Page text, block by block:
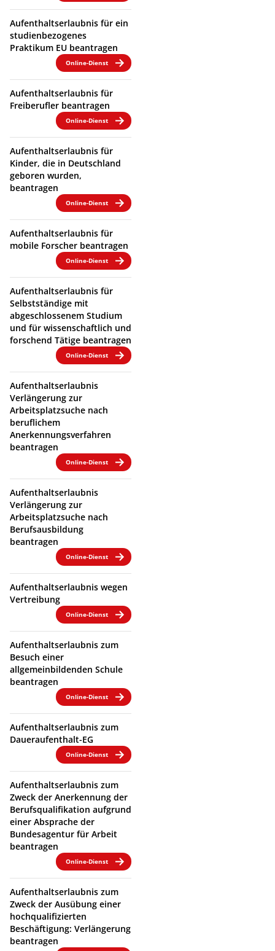
Aufenthaltserlaubnis für ein
studienbezogenes
Praktikum EU beantragen
Online-Dienst
Aufenthaltserlaubnis für
Freiberufler beantragen
Online-Dienst
Aufenthaltserlaubnis für
Kinder, die in Deutschland
geboren wurden,
beantragen
Online-Dienst
Aufenthaltserlaubnis für
mobile Forscher beantragen
Online-Dienst
Aufenthaltserlaubnis für
Selbstständige mit
abgeschlossenem Studium
und für wissenschaftlich und
forschend Tätige beantragen
Online-Dienst
Aufenthaltserlaubnis
Verlängerung zur
Arbeitsplatzsuche nach
beruflichem
Anerkennungsverfahren
beantragen
Online-Dienst
Aufenthaltserlaubnis
Verlängerung zur
Arbeitsplatzsuche nach
Berufsausbildung
beantragen
Online-Dienst
Aufenthaltserlaubnis wegen
Vertreibung
Online-Dienst
Aufenthaltserlaubnis zum
Besuch einer
allgemeinbildenden Schule
beantragen
Online-Dienst
Aufenthaltserlaubnis zum
Daueraufenthalt-EG
Online-Dienst
Aufenthaltserlaubnis zum
Zweck der Anerkennung der
Berufsqualifikation aufgrund
einer Absprache der
Bundesagentur für Arbeit
beantragen
Online-Dienst
Aufenthaltserlaubnis zum
Zweck der Ausübung einer
hochqualifizierten
Beschäftigung: Verlängerung
beantragen